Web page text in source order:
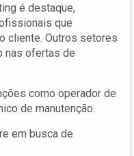
é destaque,
que
cliente. Outros setores
nas ofertas de
como operador de
de manutenção.
em busca de